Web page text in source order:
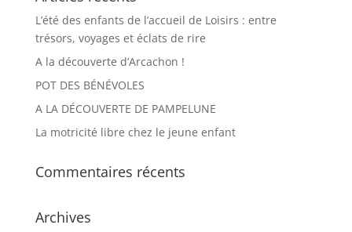
L’été des enfants de l’accueil de Loisirs : entre
trésors, voyages et éclats de rire
A la découverte d’Arcachon !
POT DES BÉNÉVOLES
A LA DÉCOUVERTE DE PAMPELUNE
La motricité libre chez le jeune enfant
Commentaires récents
Archives